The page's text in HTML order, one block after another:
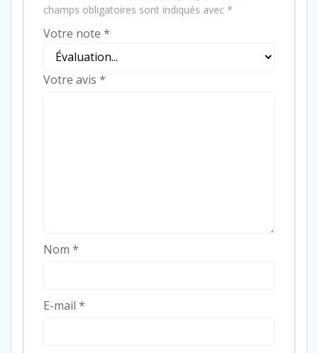
champs obligatoires sont indiqués avec *
Votre note *
Votre avis *
Nom *
E-mail *